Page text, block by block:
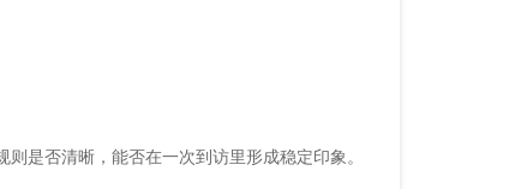
是否清晰，能否在一次到访里形成稳定印象。